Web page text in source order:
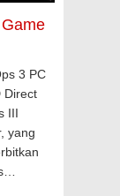
3 PC
Direct
III
yang